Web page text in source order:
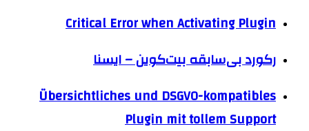
Critical Error when Activating Plugin
رکورد بی‌سابقه بیت‌کوین – ایسنا
Übersichtliches und DSGVO-kompatibles
Plugin mit tollem Support